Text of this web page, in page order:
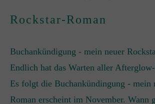
Rockstar-Roman
Buchankündigung - mein neuer
Endlich hat das Warten aller
Es folgt die Buchankündingung - mein
Roman erscheint im November. Wann